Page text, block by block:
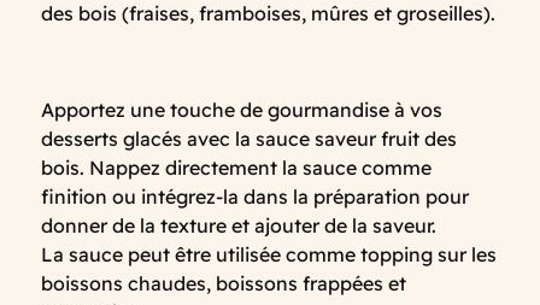
des bois (fraises, framboises, mûres et groseilles).
Apportez une touche de gourmandise à vos
desserts glacés avec la sauce saveur fruit des
bois. Nappez directement la sauce comme
finition ou intégrez-la dans la préparation pour
donner de la texture et ajouter de la saveur.
La sauce peut être utilisée comme topping sur les
boissons chaudes, boissons frappées et